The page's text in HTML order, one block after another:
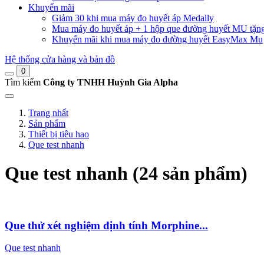
Khuyến mãi
Giảm 30 khi mua máy đo huyết áp Medally
Mua máy đo huyết áp + 1 hộp que đường huyết MU
Khuyến mãi khi mua máy đo đường huyết EasyMax Mu
Hệ thống cửa hàng và bản đồ
0
Tìm kiếm Công ty TNHH Huỳnh Gia Alpha
Trang nhất
Sản phẩm
Thiết bị tiêu hao
Que test nhanh
Que test nhanh (24 sản phẩm)
Que thử xét nghiệm định tính Morphine...
Que test nhanh